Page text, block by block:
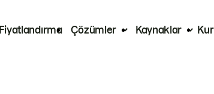
Fiyatlandırma Çözümler Kaynaklar